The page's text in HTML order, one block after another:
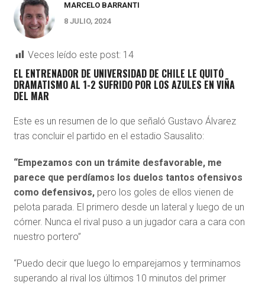
MARCELO BARRANTI
8 JULIO, 2024
Veces leído este post: 14
EL ENTRENADOR DE UNIVERSIDAD DE CHILE LE QUITÓ
DRAMATISMO AL 1-2 SUFRIDO POR LOS AZULES EN VIÑA
DEL MAR
Este es un resumen de lo que señaló Gustavo Álvarez
tras concluir el partido en el estadio Sausalito:
“Empezamos con un trámite desfavorable, me
parece que perdíamos los duelos tantos ofensivos
como defensivos,pero los goles de ellos vienen de
pelota parada. El primero desde un lateral y luego de un
córner. Nunca el rival puso a un jugador cara a cara con
nuestro portero”
“Puedo decir que luego lo emparejamos y terminamos
superando al rival los últimos 10 minutos del primer